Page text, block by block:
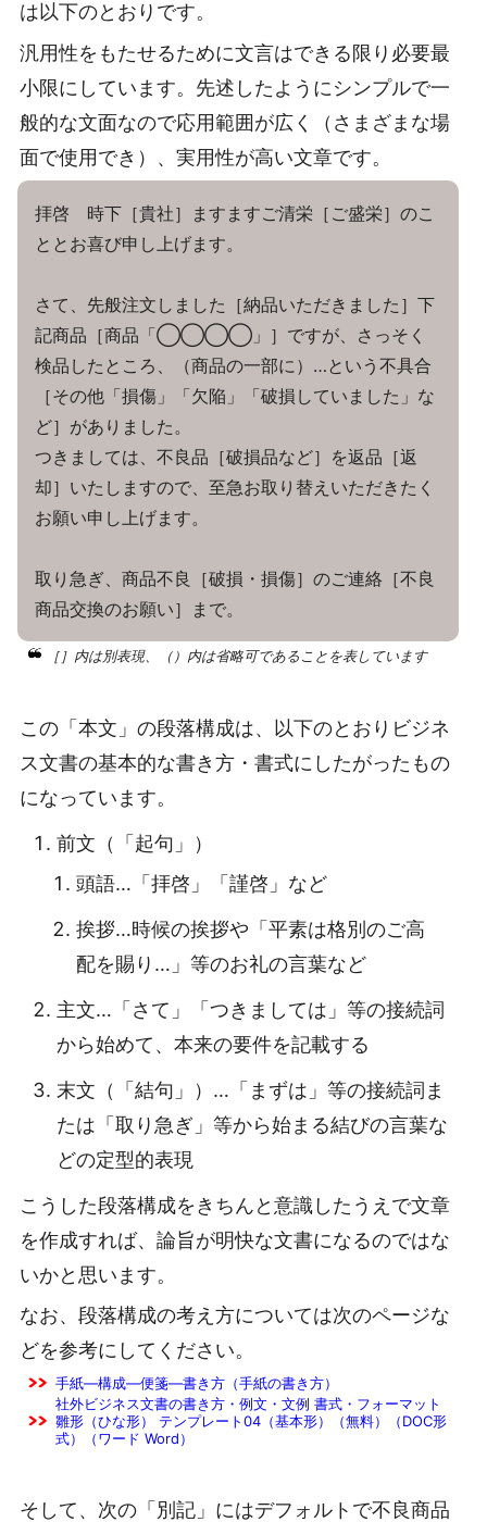
は以下のとおりです。
汎用性をもたせるために文言はできる限り必要最
小限にしています。先述したようにシンプルで一
般的な文面なので応用範囲が広く（さまざまな場
面で使用でき）、実用性が高い文章です。
拝啓 時下［貴社］ますますご清栄［ご盛栄］のこ
ととお喜び申し上げます。
さて、先般注文しました［納品いただきました］下
記商品［商品「◯◯◯◯」］ですが、さっそく
検品したところ、（商品の一部に）…という不具合
［その他「損傷」「欠陥」「破損していました」な
ど］がありました。
つきましては、不良品［破損品など］を返品［返
却］いたしますので、至急お取り替えいただきたく
お願い申し上げます。
取り急ぎ、商品不良［破損・損傷］のご連絡［不良
商品交換のお願い］まで。
［］内は別表現、（）内は省略可であることを表しています
この「本文」の段落構成は、以下のとおりビジネ
ス文書の基本的な書き方・書式にしたがったもの
になっています。
前文（「起句」）
頭語…「拝啓」「謹啓」など
挨拶…時候の挨拶や「平素は格別のご高
配を賜り…」等のお礼の言葉など
主文…「さて」「つきましては」等の接続詞
から始めて、本来の要件を記載する
末文（「結句」）…「まずは」等の接続詞ま
たは「取り急ぎ」等から始まる結びの言葉な
どの定型的表現
こうした段落構成をきちんと意識したうえで文章
を作成すれば、論旨が明快な文書になるのではな
いかと思います。
なお、段落構成の考え方については次のページな
どを参考にしてください。
手紙―構成―便箋―書き方（手紙の書き方）
社外ビジネス文書の書き方・例文・文例 書式・フォーマット
雛形（ひな形） テンプレート04（基本形）（無料）（DOC形
式）（ワード Word）
そして、次の「別記」にはデフォルトで不良商品